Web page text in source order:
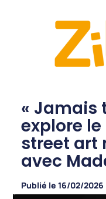
« Jamais
explore
street art
avec
Publié le 16/02/2026